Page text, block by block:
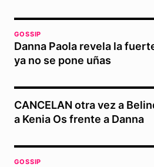
GOSSIP
Danna Paola revela la
ya no se pone uñas
CANCELAN otra vez a
a Kenia Os frente a Danna
GOSSIP